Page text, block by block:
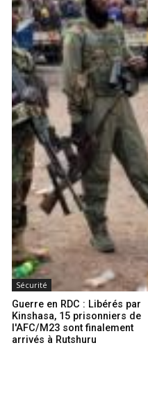
Sécurité
Guerre en RDC : Libérés par
Kinshasa, 15 prisonniers de
l'AFC/M23 sont finalement
arrivés à Rutshuru